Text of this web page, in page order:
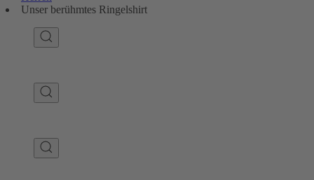
Unser berühmtes Ringelshirt